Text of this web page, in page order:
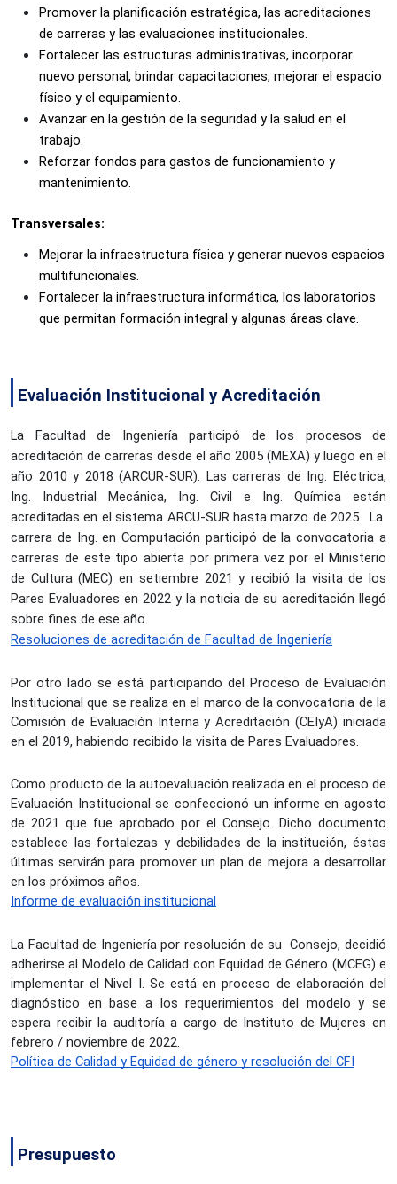
Promover la planificación estratégica, las acreditaciones
de carreras y las evaluaciones institucionales.
Fortalecer las estructuras administrativas, incorporar
nuevo personal, brindar capacitaciones, mejorar el espacio
físico y el equipamiento.
Avanzar en la gestión de la seguridad y la salud en el
trabajo.
Reforzar fondos para gastos de funcionamiento y
mantenimiento.
Transversales:
Mejorar la infraestructura física y generar nuevos espacios
multifuncionales.
Fortalecer la infraestructura informática, los laboratorios
que permitan formación integral y algunas áreas clave.
Evaluación Institucional y Acreditación
La Facultad de Ingeniería participó de los procesos de
acreditación de carreras desde el año 2005 (MEXA) y luego en el
año 2010 y 2018 (ARCUR-SUR). Las carreras de Ing. Eléctrica,
Ing. Industrial Mecánica, Ing. Civil e Ing. Química están
acreditadas en el sistema ARCU-SUR hasta marzo de 2025.  La
carrera de Ing. en Computación participó de la convocatoria a
carreras de este tipo abierta por primera vez por el Ministerio
de Cultura (MEC) en setiembre 2021 y recibió la visita de los
Pares Evaluadores en 2022 y la noticia de su acreditación llegó
sobre fines de ese año.
Resoluciones de acreditación de Facultad de Ingeniería
Por otro lado se está participando del Proceso de Evaluación
Institucional que se realiza en el marco de la convocatoria de la
Comisión de Evaluación Interna y Acreditación (CEIyA) iniciada
en el 2019, habiendo recibido la visita de Pares Evaluadores.
Como producto de la autoevaluación realizada en el proceso de
Evaluación Institucional se confeccionó un informe en agosto
de 2021 que fue aprobado por el Consejo. Dicho documento
establece las fortalezas y debilidades de la institución, éstas
últimas servirán para promover un plan de mejora a desarrollar
en los próximos años.
Informe de evaluación institucional
La Facultad de Ingeniería por resolución de su  Consejo, decidió
adherirse al Modelo de Calidad con Equidad de Género (MCEG) e
implementar el Nivel I. Se está en proceso de elaboración del
diagnóstico en base a los requerimientos del modelo y se
espera recibir la auditoría a cargo de Instituto de Mujeres en
febrero / noviembre de 2022.
Política de Calidad y Equidad de género y resolución del CFI
Presupuesto